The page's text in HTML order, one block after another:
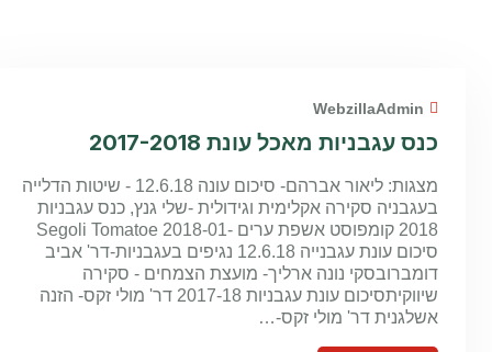
WebzillaAdmin
כנס עגבניות מאכל עונת 2017-2018
מצגות: ליאור אברהם- סיכום עונה 12.6.18 - שיטות הדלייה
בעגבניה סקירה אקלימית וגידולית -שלי גנץ, כנס עגבניות
2018 קומפוסט אשפת ערים -Segoli Tomatoe 2018-01
סיכום עונת עגבנייה 12.6.18 נגיפים בעגבניות-דר' אביב
דומברובסקי נונה ארליך- מועצת הצמחים - סקירה
שיווקיתסיכום עונת עגבניות 2017-18 דר' מולי זקס- הזנה
אשלגנית דר' מולי זקס-…